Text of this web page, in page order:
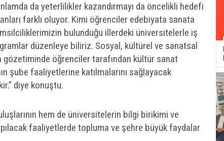
da yeterlilikler kazandırmayı da öncelikli hedefi
farklı oluyor. Kimi öğrenciler edebiyata sanata
bulunduğu illerdeki üniversitelerle iş
düzenleye biliriz. Sosyal, kültürel ve sanatsal
gözetiminde öğrenciler tarafından kültür sanat
şube faaliyetlerine katılmalarını sağlayacak
diye konuştu.
hem de üniversitelerin bilgi birikimi ve
faaliyetlerde topluma ve şehre büyük faydalar